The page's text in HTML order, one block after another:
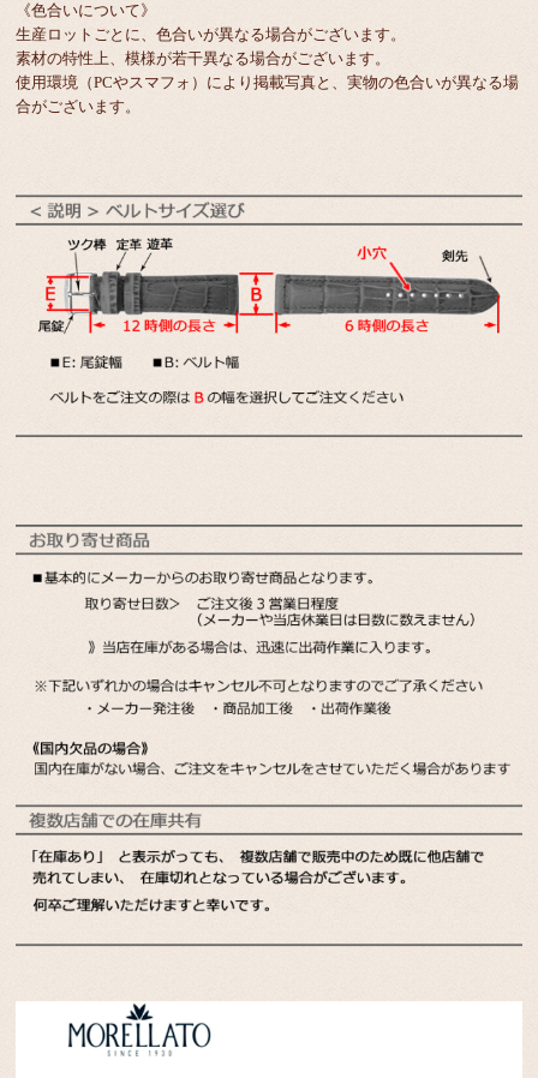
《色合いについて》
生産ロットごとに、色合いが異なる場合がございます。
素材の特性上、模様が若干異なる場合がございます。
使用環境（PCやスマフォ）により掲載写真と、実物の色合いが異なる場
合がございます。